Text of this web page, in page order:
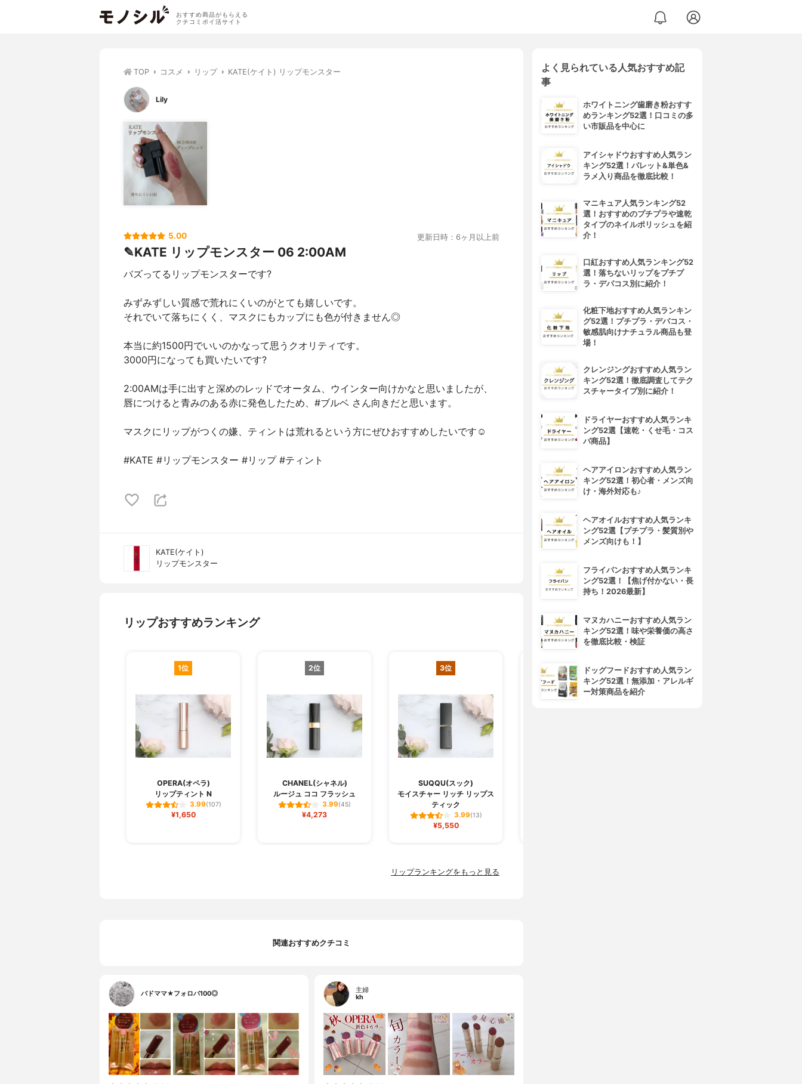
おすすめ商品がもらえる
クチコミポイ活サイト
TOP コスメ リップ KATE(ケイト) リップモンスター
Lily
5.00 更新日時：6ヶ月以上前
✎KATE リップモンスター 06 2:00AM
バズってるリップモンスターです?
みずみずしい質感で荒れにくいのがとても嬉しいです。
それでいて落ちにくく、マスクにもカップにも色が付きません◎
本当に約1500円でいいのかなって思うクオリティです。
3000円になっても買いたいです?
2:00AMは手に出すと深めのレッドでオータム、ウインター向けかなと思いましたが、
唇につけると青みのある赤に発色したため、#ブルベ さん向きだと思います。
マスクにリップがつくの嫌、ティントは荒れるという方にぜひおすすめしたいです☺️
#KATE #リップモンスター #リップ #ティント
KATE(ケイト)
リップモンスター
リップおすすめランキング
1位
OPERA(オペラ)
リップティント N
3.99(107)
¥1,650
2位
CHANEL(シャネル)
ルージュ ココ フラッシュ
3.99(45)
¥4,273
3位
SUQQU(スック)
モイスチャー リッチ リップス
ティック
3.99(13)
¥5,550
4位
リップランキングをもっと見る
関連おすすめクチコミ
バドママ★フォロバ100◎
主婦
kh
よく見られている人気おすすめ記
事
ホワイトニング歯磨き粉おすす
めランキング52選！口コミの多
い市販品を中心に
アイシャドウおすすめ人気ラン
キング52選！パレット&単色&
ラメ入り商品を徹底比較！
マニキュア人気ランキング52
選！おすすめのプチプラや速乾
タイプのネイルポリッシュを紹
介！
口紅おすすめ人気ランキング52
選！落ちないリップをプチプ
ラ・デパコス別に紹介！
化粧下地おすすめ人気ランキン
グ52選！プチプラ・デパコス・
敏感肌向けナチュラル商品も登
場！
クレンジングおすすめ人気ラン
キング52選！徹底調査してテク
スチャータイプ別に紹介！
ドライヤーおすすめ人気ランキ
ング52選【速乾・くせ毛・コス
パ商品】
ヘアアイロンおすすめ人気ラン
キング52選！初心者・メンズ向
け・海外対応も♪
ヘアオイルおすすめ人気ランキ
ング52選【プチプラ・髪質別や
メンズ向けも！】
フライパンおすすめ人気ランキ
ング52選！【焦げ付かない・長
持ち！2026最新】
マヌカハニーおすすめ人気ラン
キング52選！味や栄養価の高さ
を徹底比較・検証
ドッグフードおすすめ人気ラン
キング52選！無添加・アレルギ
ー対策商品を紹介